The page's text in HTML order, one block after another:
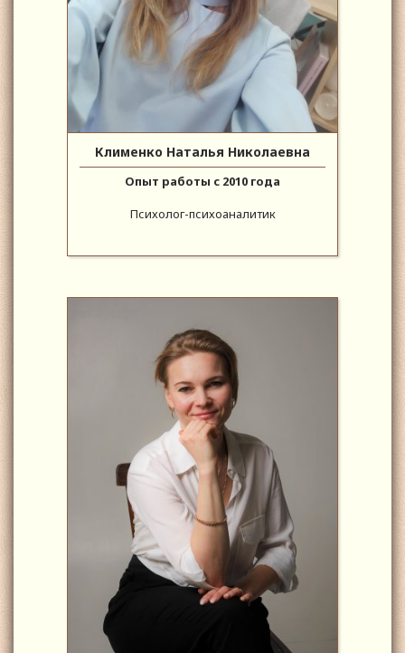
Клименко Наталья Николаевна
Опыт работы с 2010 года
Психолог-психоаналитик